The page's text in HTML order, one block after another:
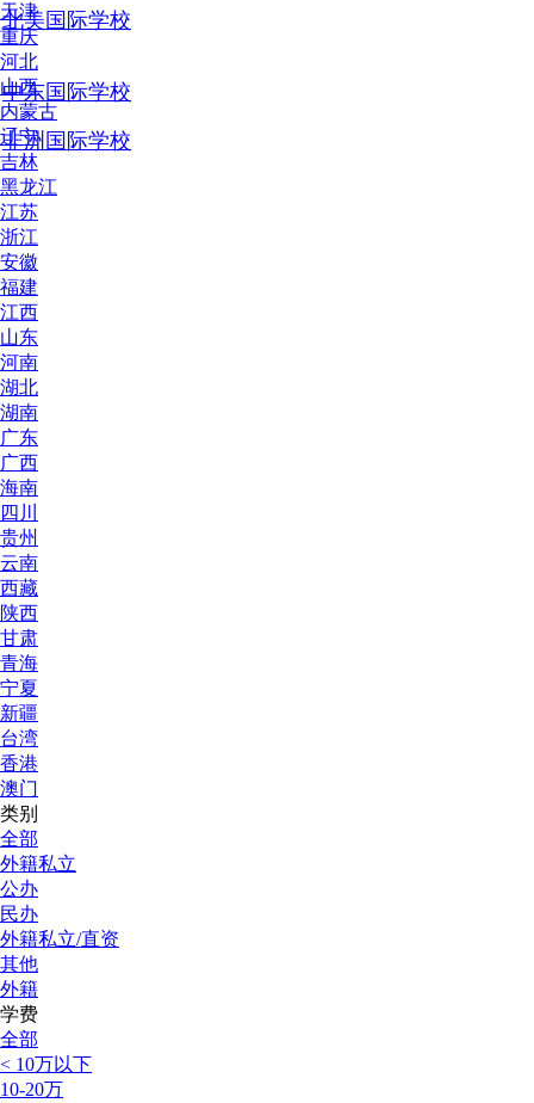
北美国际学校
中东国际学校
非洲国际学校
天津
重庆
河北
山西
内蒙古
辽宁
吉林
黑龙江
江苏
浙江
安徽
福建
江西
山东
河南
湖北
湖南
广东
广西
海南
四川
贵州
云南
西藏
陕西
甘肃
青海
宁夏
新疆
台湾
香港
澳门
类别
全部
外籍私立
公办
民办
外籍私立/直资
其他
外籍
学费
全部
< 10万以下
10-20万